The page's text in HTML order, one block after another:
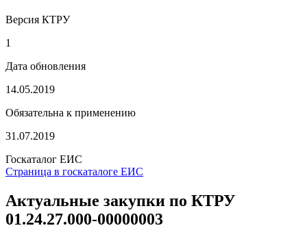
Версия КТРУ
1
Дата обновления
14.05.2019
Обязательна к применению
31.07.2019
Госкаталог ЕИС
Страница в госкаталоге ЕИС
Актуальные закупки по КТРУ
01.24.27.000-00000003